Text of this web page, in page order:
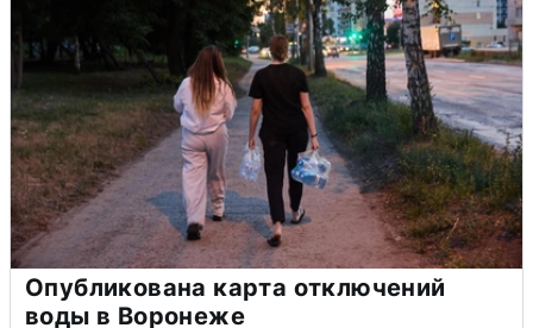
Опубликована карта отключений
воды в Воронеже